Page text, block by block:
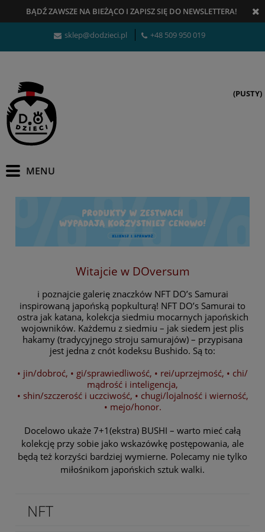
BĄDŹ ZAWSZE NA BIEŻĄCO I ZAPISZ SIĘ DO NEWSLETTERA!
sklep@dodzieci.pl +48 509 950 019
(PUSTY)
Witajcie w DOversum
i poznajcie galerię znaczków NFT DO’s Samurai
inspirowaną japońską popkulturą! NFT DO’s Samurai to
ostra jak katana, kolekcja siedmiu mocarnych japońskich
wojowników. Każdemu z siedmiu – jak siedem jest plis
hakamy (tradycyjnego stroju samurajów) – przypisana
jest jedna z cnót kodeksu Bushido. Są to:
• jin/dobroć, • gi/sprawiedliwość, • rei/uprzejmość, • chi/
mądrość i inteligencja,
• shin/szczerość i uczciwość, • chugi/lojalność i wierność,
• mejo/honor.
Docelowo ukaże 7+1(ekstra) BUSHI – warto mieć całą
kolekcję przy sobie jako wskazówkę postępowania, ale
będą też korzyści bardziej wymierne. Polecamy nie tylko
miłośnikom japońskich sztuk walki.
NFT